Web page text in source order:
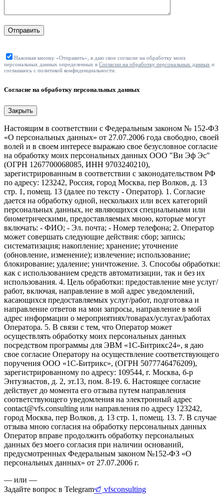
Отправить
Нажимая кнопку «Отправить», я даю свое согласие на обработку моих
персональных данных определенных в Согласии на обработку персональных данных и
соглашаюсь с политикой конфиденциальности.
Согласие на обработку персональных данных
Закрыть
Настоящим в соответствии с Федеральным законом № 152-ФЗ
«О персональных данных» от 27.07.2006 года свободно, своей
волей и в своем интересе выражаю свое безусловное согласие
на обработку моих персональных данных ООО "Ви Эф Эс"
(ОГРН 1267700068085, ИНН 9703240210),
зарегистрированным в соответствии с законодательством РФ
по адресу: 123242, Россия, город Москва, пер Волков, д. 13
стр. 1, помещ. 13 (далее по тексту - Оператор). 1. Согласие
дается на обработку одной, нескольких или всех категорий
персональных данных, не являющихся специальными или
биометрическими, предоставляемых мною, которые могут
включать: - ФИО; - Эл. почта; - Номер телефона; 2. Оператор
может совершать следующие действия: сбор; запись;
систематизация; накопление; хранение; уточнение
(обновление, изменение); извлечение; использование;
блокирование; удаление; уничтожение. 3. Способы обработки:
как с использованием средств автоматизации, так и без их
использования. 4. Цель обработки: предоставление мне услуг/
работ, включая, направление в мой адрес уведомлений,
касающихся предоставляемых услуг/работ, подготовка и
направление ответов на мои запросы, направление в мой
адрес информации о мероприятиях/товарах/услугах/работах
Оператора. 5. В связи с тем, что Оператор может
осуществлять обработку моих персональных данных
посредством программы для ЭВМ «1С-Битрикс24», я даю
свое согласие Оператору на осуществление соответствующего
поручения ООО «1С-Битрикс», (ОГРН 5077746476209),
зарегистрированному по адресу: 109544, г. Москва, б-р
Энтузиастов, д. 2, эт.13, пом. 8-19. 6. Настоящее согласие
действует до момента его отзыва путем направления
соответствующего уведомления на электронный адрес
contact@vfs.consulting или направления по адресу 123242,
город Москва, пер Волков, д. 13 стр. 1, помещ. 13. 7. В случае
отзыва мною согласия на обработку персональных данных
Оператор вправе продолжить обработку персональных
данных без моего согласия при наличии оснований,
предусмотренных Федеральным законом №152-ФЗ «О
персональных данных» от 27.07.2006 г.
— или —
Задайте вопрос в Telegram
vfsconsulting